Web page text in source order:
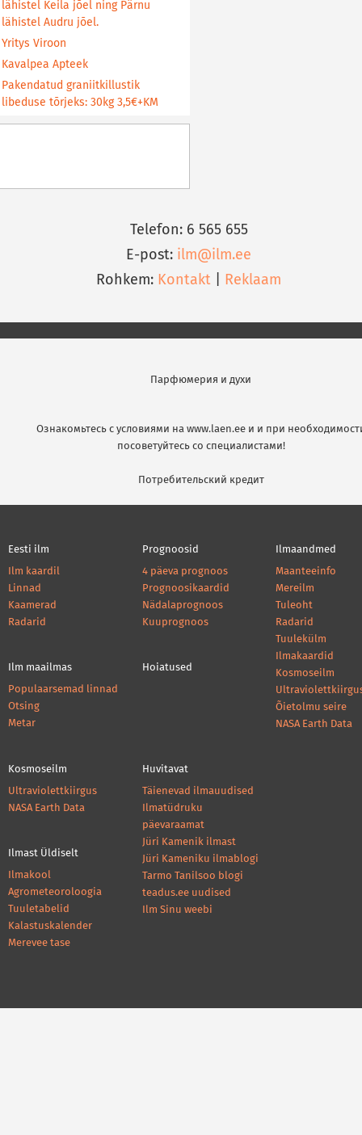
lähistel Keila jõel ning Pärnu
lähistel Audru jõel.
Yritys Viroon
Kavalpea Apteek
Pakendatud graniitkillustik
libeduse tõrjeks: 30kg 3,5€+KM
Telefon: 6 565 655
E-post: ilm@ilm.ee
Rohkem: Kontakt Reklaam
Парфюмерия и духи
Ознакомьтесь с условиями на www.laen.ee и и при
посоветуйтесь со специалистами!
Потребительский кредит
Eesti ilm
Ilm kaardil
Linnad
Kaamerad
Radarid
Ilm maailmas
Populaarsemad linnad
Otsing
Metar
Prognoosid
4 päeva prognoos
Prognoosikaardid
Nädalaprognoos
Kuuprognoos
Hoiatused
Ilmaandmed
Maanteeinfo
Mereilm
Tuleoht
Radarid
Tuulekülm
Ilmakaardid
Kosmoseilm
Õietolmu seire
NASA Earth Data
Kosmoseilm
Ultraviolettkiirgus
NASA Earth Data
Ilmast Üldiselt
Ilmakool
Agrometeoroloogia
Tuuletabelid
Kalastuskalender
Merevee tase
Huvitavat
Täienevad ilmauudised
Ilmatüdruku
päevaraamat
Jüri Kamenik ilmast
Jüri Kameniku ilmablogi
Tarmo Tanilsoo blogi
teadus.ee uudised
Ilm Sinu weebi